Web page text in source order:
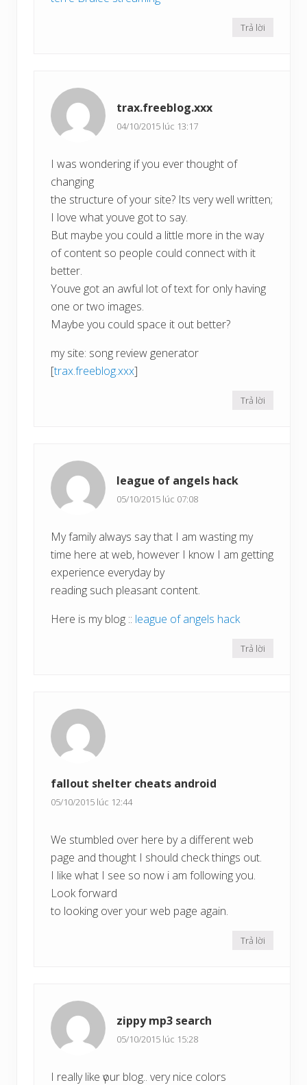
Trả lời
trax.freeblog.xxx
04/10/2015 lúc 13:17
I was wondering if you ever thought of
changing
the structure of your site? Its very well written;
I love what youve got to say.
But maybe you could a little more in the way
of content so people could connect with it
better.
Youve got an awful lot of text for only having
one or two images.
Maybe you could space it out better?
my site: song review generator
[trax.freeblog.xxx]
Trả lời
league of angels hack
05/10/2015 lúc 07:08
My family always say that I am wasting my
time here at web, however I know I am getting
experience everyday by
reading such pleasant content.
Here is my blog :: league of angels hack
Trả lời
fallout shelter cheats android
05/10/2015 lúc 12:44
We stumbled over here by a different web
page and thought I should check things out.
I like what I see so now i am following you.
Look forward
to looking over your web page again.
Trả lời
zippy mp3 search
05/10/2015 lúc 15:28
I really lіke үour blog.. vеry nice colors